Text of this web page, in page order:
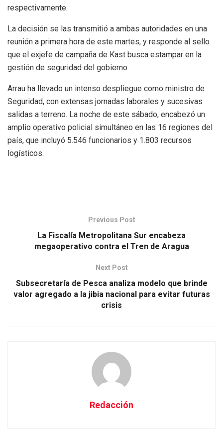
respectivamente.
La decisión se las transmitió a ambas autoridades en una
reunión a primera hora de este martes, y responde al sello
que el exjefe de campaña de Kast busca estampar en la
gestión de seguridad del gobierno.
Arrau ha llevado un intenso despliegue como ministro de
Seguridad, con extensas jornadas laborales y sucesivas
salidas a terreno. La noche de este sábado, encabezó un
amplio operativo policial simultáneo en las 16 regiones del
país, que incluyó 5.546 funcionarios y 1.803 recursos
logísticos.
Previous Post
La Fiscalía Metropolitana Sur encabeza
megaoperativo contra el Tren de Aragua
Next Post
Subsecretaría de Pesca analiza modelo que brinde
valor agregado a la jibia nacional para evitar futuras
crisis
Redacción